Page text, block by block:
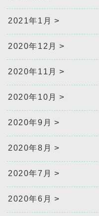
2021年1月
2020年12月
2020年11月
2020年10月
2020年9月
2020年8月
2020年7月
2020年6月